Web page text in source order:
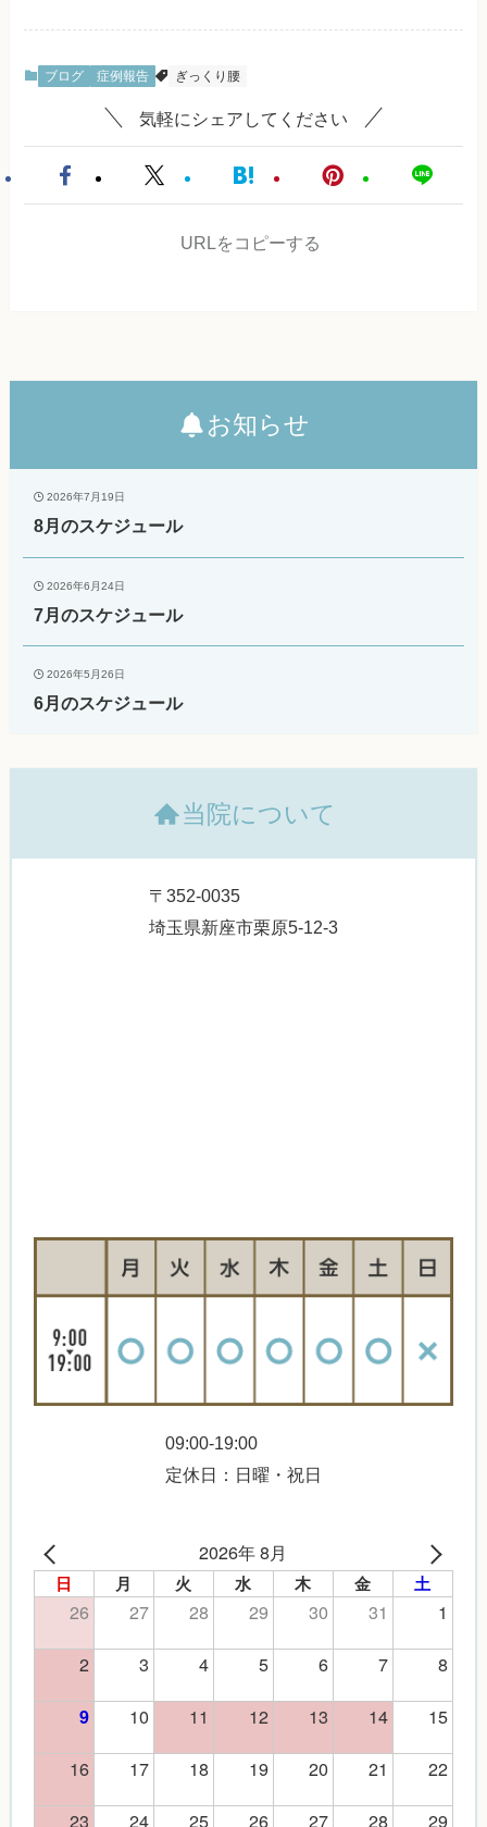
ブログ 症例報告 ぎっくり腰
気軽にシェアしてください
URLをコピーする
お知らせ
2026年7月19日
8月のスケジュール
2026年6月24日
7月のスケジュール
2026年5月26日
6月のスケジュール
当院について
〒352-0035
埼玉県新座市栗原5-12-3
09:00-19:00
定休日：日曜・祝日
2026年 8月
日 月 火 水 木 金 土
26 27 28 29 30 31
1
2
3 4 5 6 7 8
9 10 11 12 13 14
15
16
17 18 19 20 21
22
23
24 25 26 27 28 29